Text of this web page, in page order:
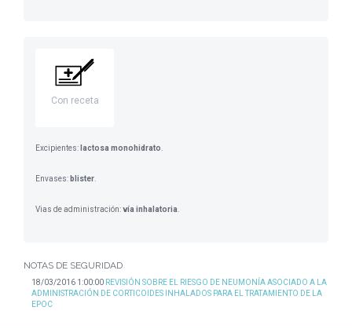
Con receta
Excipientes: lactosa monohidrato
Envases: blister
Vias de administración:vía inhalatoria
NOTAS DE SEGURIDAD
18/03/2016 1:00:00 REVISIÓN SOBRE EL RIESGO DE NEUMONÍA ASOCIADO A LA
ADMINISTRACIÓN DE CORTICOIDES INHALADOS PARA EL TRATAMIENTO DE LA
EPOC